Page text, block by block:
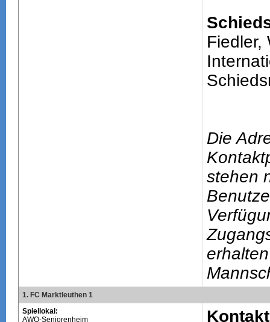
Fiedler,
Die
stehen
1. FC Marktleuthen 1
Spiellokal:
AWO-Seniorenheim